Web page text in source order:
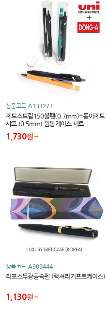
상품코드 A133273
제트스트림150볼펜(0.7mm)+동아제트
샤프 (0.5mm) 원통케이스 세트
1,730원
상품코드 A909444
리포스무광금속펜 (럭셔리기프트케이스)
1,130원